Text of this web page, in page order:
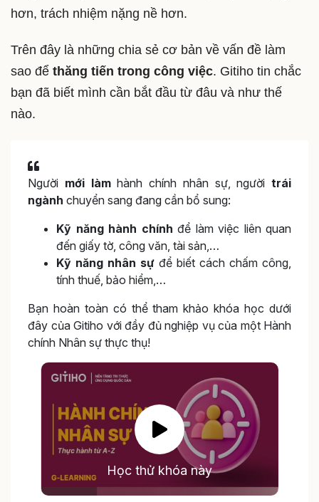
hơn, trách nhiệm nặng nề hơn.
Trên đây là những chia sẻ cơ bản về vấn đề làm
sao để thăng tiến trong công việc. Gitiho tin chắc
bạn đã biết mình cần bắt đầu từ đâu và như thế
nào.
Người mới làmhành chính nhân sự, người trái
ngành chuyển sang đang cần bổ sung:
Kỹ năng hành chính để làm việc liên quan
đến giấy tờ, công văn, tài sản,…
Kỹ năng nhân sự để biết cách chấm công,
tính thuế, bảo hiểm,…
Bạn hoàn toàn có thể tham khảo khóa học dưới
đây của Gitiho với đầy đủ nghiệp vụ của một Hành
chính Nhân sự thực thụ!
Học thử khóa này